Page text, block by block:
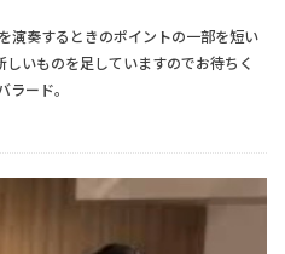
演奏するときのポイントの一部を短い
いものを足していますのでお待ちく
ラード。